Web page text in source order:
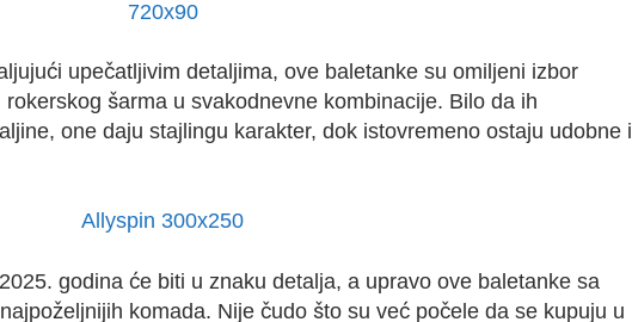
upečatljivim detaljima, ove baletanke su omiljeni izbor
šarma u svakodnevne kombinacije. Bilo da ih
one daju stajlingu karakter, dok istovremeno ostaju udobne i
godina će biti u znaku detalja, a upravo ove baletanke sa
komada. Nije čudo što su već počele da se kupuju u